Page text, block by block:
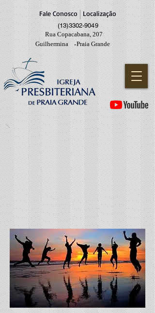
Fale Conosco Localização
(13)3302-9049
Rua Copacabana, 207
Guilhermina
Praia Grande
-